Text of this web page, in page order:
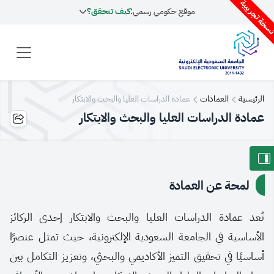
تجريبية موقع حكومي رسمي:كيف تتحقق؟
الرئيسية العمادات عمادة الدراسات العليا والبحث والابتكار
عمادة الدراسات العليا والبحث والابتكار
لمحة عن العمادة
تُعد عمادة الدراسات العليا والبحث والابتكار إحدى الركائز
الأساسية في الجامعة السعودية الإلكترونية، حيث تمثل عنصرًا
أساسيًا في تحقيق التميز الأكاديمي والبحثي، وتعزيز التكامل بين